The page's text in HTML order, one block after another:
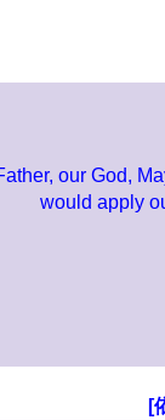
our God,
would apply
[